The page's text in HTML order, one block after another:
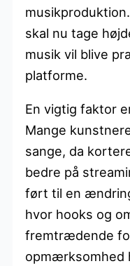
skal nu tage
musik vil blive
platforme.
En vigtig faktor
Mange
sange, da
bedre på
ført til en
hvor hooks og
fremtrædende
opmærksomhed